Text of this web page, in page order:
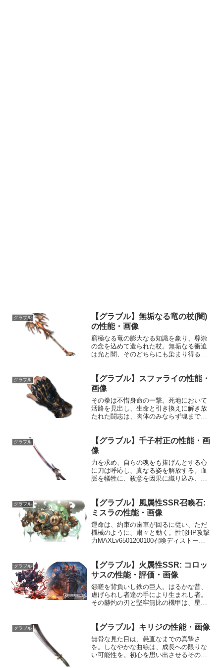
グラブル
【グラブル】無垢なる竜の杖(闇)
の性能・画像
窮極なる竜の膨大なる知識を象り、尊崇
の念を込めて造られた杖。無垢なる衝迫
は光と闇、そのどちらにも染まり得る。
属性武器種解放段階闇杖HP攻撃力
MAXLv2702162100...
グラブル
【グラブル】スファライの性能・
画像
その拳は不惜身命の一撃。死地において
活路を見出し、生命と引き換えに解き放
たれた闘志は、肉体のみならず魂までを
ロック・スマッシュ敵に土属性4.0倍ダメ
ージ〔...
グラブル
【グラブル】千子村正の性能・画
像
力を求め、自らの魂をも捧げんとする心
に刀は呼応し、真なる姿を解放する。血
脈を犠牲に、殺意を因果に織り込み、幾
MAXLv1752563100奥義臨兵闘者皆陣列
在前敵に闇属...
グラブル
【グラブル】風属性SSR召喚石:
ミスラの性能・画像
運命は、約束の歯車が回るに従い、ただ
機械のように、粛々と動く。性能HP攻撃
力MAXLv6501200100召喚ディストーシ
隔: 9ターン★★★敵全体に敵の弱体効果
の数に...
グラブル
【グラブル】火属性SSR: コロッ
サスの性能・評価・画像
怨嗟を背負いし鉄の巨人。はるかな昔、
虐げられし者達の手により生まれし者。
その赫灼の刃と堅牢無比の機甲は、星の
れる。そして地の底で朽ち果てて幾星
霜、魔法使いと弟子との奇遇...
グラブル 【グラブル】キリジの性能・画像
無骨な見た目は、愚直なまでの真摯さ
を。しなやかな曲線は、成長への限りな
い可能性を。初心を思い出させるその刀